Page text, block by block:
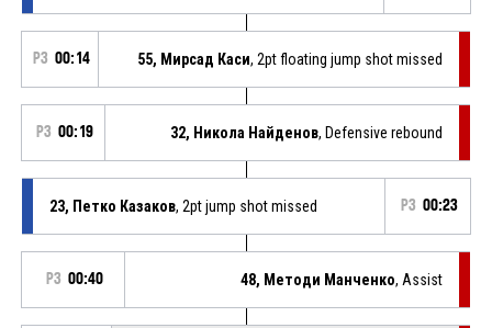
P3 00:14 55, Мирсад Каси, 2pt floating jump shot missed
P3 00:19 32, Никола Найденов, Defensive rebound
23, Петко Казаков, 2pt jump shot missed P3 00:23
P3 00:40 48, Методи Манченко, Assist